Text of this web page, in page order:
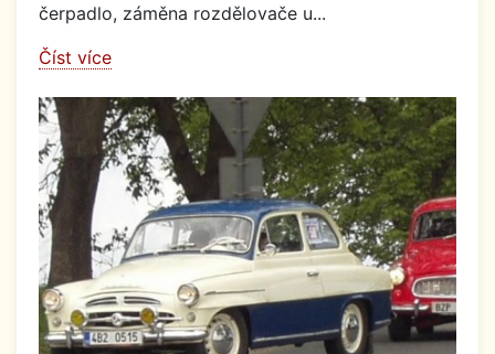
čerpadlo, záměna rozdělovače u...
Číst více